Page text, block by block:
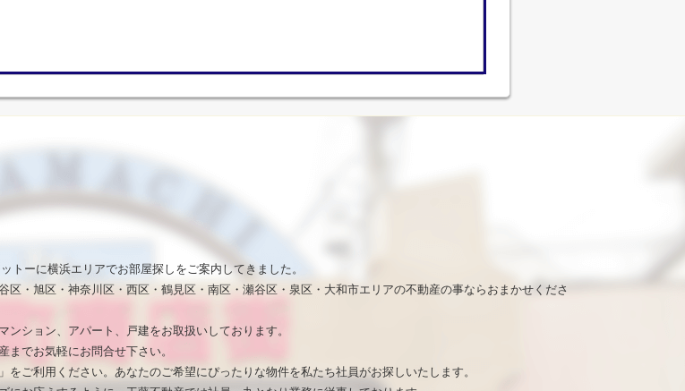
トーに横浜エリアでお部屋探しをご案内してきました。
・旭区・神奈川区・西区・鶴見区・南区・瀬谷区・泉区・大和市エリアの不動産の事ならおまかせくださ
ション、アパート、戸建をお取扱いしております。
でお気軽にお問合せ下さい。
ご利用ください。あなたのご希望にぴったりな物件を私たち社員がお探しいたします。